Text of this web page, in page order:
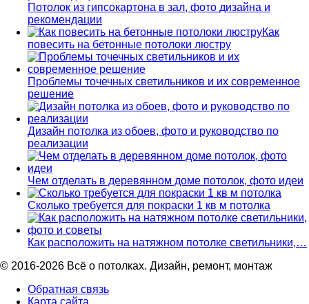
Потолок из гипсокартона в зал, фото дизайна и
рекомендации
Как
повесить на бетонные потолоки люстру
Проблемы точечных светильников и их современное
решение
Дизайн потолка из обоев, фото и руководство по
реализации
Чем отделать в деревянном доме потолок, фото идеи
Сколько требуется для покраски 1 кв м потолка
Как расположить на натяжном потолке светильники,…
© 2016-2026 Всё о потолках. Дизайн, ремонт, монтаж
Обратная связь
Карта сайта